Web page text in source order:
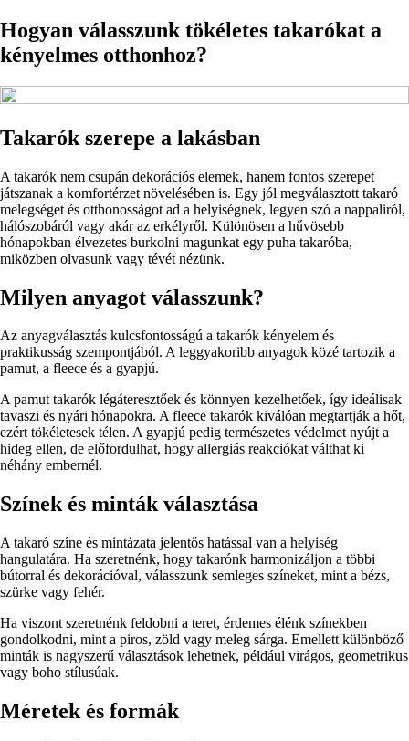
Hogyan válasszunk tökéletes takarókat a
kényelmes otthonhoz?
Takarók szerepe a lakásban
A takarók nem csupán dekorációs elemek, hanem fontos szerepet
játszanak a komfortérzet növelésében is. Egy jól megválasztott takaró
melegséget és otthonosságot ad a helyiségnek, legyen szó a nappaliról,
hálószobáról vagy akár az erkélyről. Különösen a hűvösebb
hónapokban élvezetes burkolni magunkat egy puha takaróba,
miközben olvasunk vagy tévét nézünk.
Milyen anyagot válasszunk?
Az anyagválasztás kulcsfontosságú a takarók kényelem és
praktikusság szempontjából. A leggyakoribb anyagok közé tartozik a
pamut, a fleece és a gyapjú.
A pamut takarók légáteresztőek és könnyen kezelhetőek, így ideálisak
tavaszi és nyári hónapokra. A fleece takarók kiválóan megtartják a hőt,
ezért tökéletesek télen. A gyapjú pedig természetes védelmet nyújt a
hideg ellen, de előfordulhat, hogy allergiás reakciókat válthat ki
néhány embernél.
Színek és minták választása
A takaró színe és mintázata jelentős hatással van a helyiség
hangulatára. Ha szeretnénk, hogy takarónk harmonizáljon a többi
bútorral és dekorációval, válasszunk semleges színeket, mint a bézs,
szürke vagy fehér.
Ha viszont szeretnénk feldobni a teret, érdemes élénk színekben
gondolkodni, mint a piros, zöld vagy meleg sárga. Emellett különböző
minták is nagyszerű választások lehetnek, például virágos, geometrikus
vagy boho stílusúak.
Méretek és formák